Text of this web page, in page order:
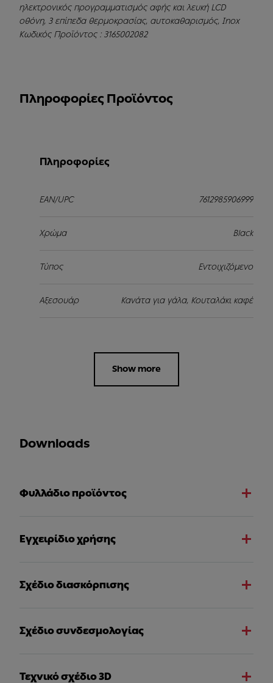
ηλεκτρονικός προγραμματισμός αφής και λευκή LCD
οθόνη, 3 επίπεδα θερμοκρασίας, αυτοκαθαρισμός, Inox
Κωδικός Προϊόντος : 3165002082
Πληροφορίες Προϊόντος
Πληροφορίες
EAN/UPC 7612985906999
Χρώμα Black
Τύπος Εντοιχιζόμενο
Αξεσουάρ Κανάτα για γάλα, Κουταλάκι καφέ
Show more
Downloads
Φυλλάδιο προϊόντος
Εγχειρίδιο χρήσης
Σχέδιο διασκόρπισης
Σχέδιο συνδεσμολογίας
Τεχνικό σχέδιο 3D